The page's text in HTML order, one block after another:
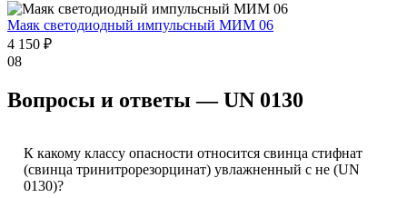
Маяк светодиодный импульсный МИМ 06
4 150 ₽
08
Вопросы и ответы — UN 0130
К какому классу опасности относится свинца стифнат
(свинца тринитрорезорцинат) увлажненный с не (UN
0130)?